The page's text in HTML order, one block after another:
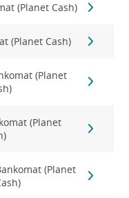
(Planet Cash)
(Planet Cash)
(Planet
(Planet
(Planet